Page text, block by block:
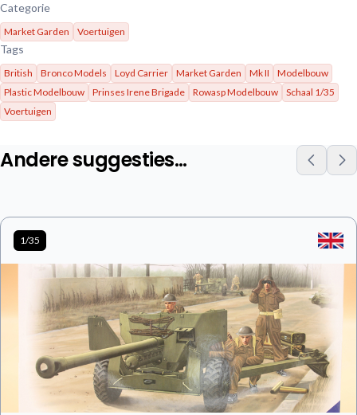
Categorie
Market Garden Voertuigen
Tags
British Bronco Models Loyd Carrier Market Garden Mk II
Modelbouw
Plastic Modelbouw
Prinses Irene Brigade Rowasp Modelbouw
Schaal 1/35
Voertuigen
Andere suggesties…
1/35